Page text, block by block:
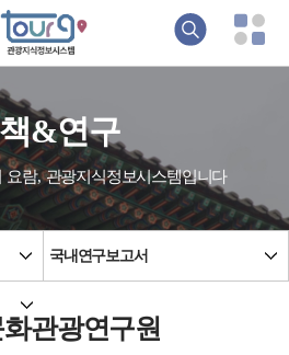
&연구
요람, 관광지식정보시스템입니다
국내연구보고서
관광연구원